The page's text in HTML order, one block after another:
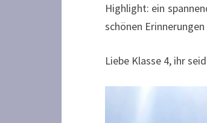
Highlight: ein
schönen
Liebe Klasse 4, ihr